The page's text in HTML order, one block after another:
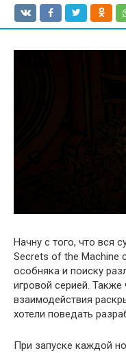
Начну с того, что вся
Secrets of the Machine
особняка и поиску
игровой серией. Также
взаимодействия
хотели поведать
При запуске каждой